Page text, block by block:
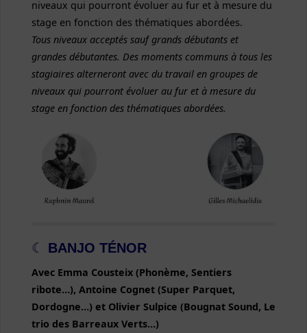
niveaux qui pourront évoluer au fur et à mesure du
stage en fonction des thématiques abordées.
Tous niveaux acceptés sauf grands débutants et
grandes débutantes. Des moments communs à tous les
stagiaires alterneront avec du travail en groupes de
niveaux qui pourront évoluer au fur et à mesure du
stage en fonction des thématiques abordées.
☾ BANJO TÉNOR
Avec Emma Cousteix (Phonème, Sentiers
ribote…), Antoine Cognet (Super Parquet,
Dordogne…) et Olivier Sulpice (Bougnat Sound, Le
trio des Barreaux Verts…)